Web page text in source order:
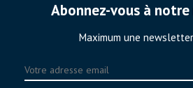
Abonnez-vous à
Maximum une